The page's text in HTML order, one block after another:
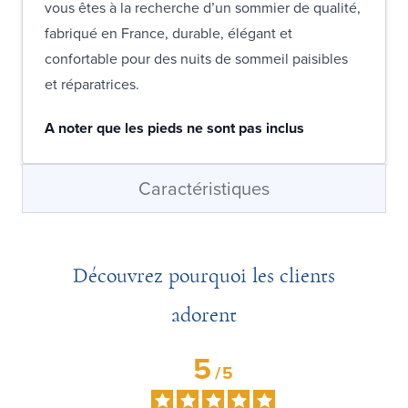
vous êtes à la recherche d’un sommier de qualité,
fabriqué en France, durable, élégant et
confortable pour des nuits de sommeil paisibles
et réparatrices.
A noter que les pieds ne sont pas inclus
Caractéristiques
Découvrez pourquoi les clients
adorent
5/5